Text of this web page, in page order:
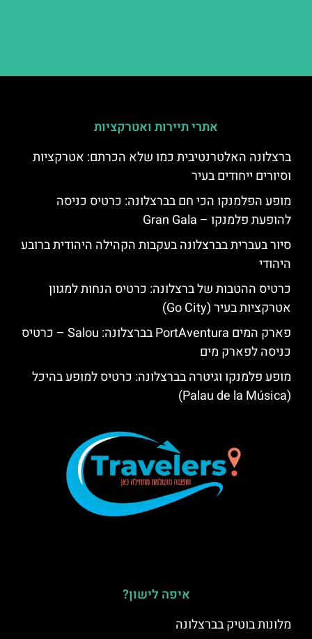
אתרי תיירות ואטרקציות
ברצלונה האלטרנטיבית כמו שלא הכרתם: אטרקציות
וסיורים ייחודים בעיר
מופע הפלמנקו הכי חם בברצלונה: כרטיס כניסה
להופעת פלמנקו – Gran Gala
סיור בעברית בברצלונה בעקבות הקהילה היהודית ברובע
היהודי
כרטיס ההטבות של ברצלונה: כרטיס הנחות למגוון
אטרקציות בעיר (Go City)
פארק המים PortAventura בברצלונה: Salou – כרטיס
כניסה לפארק מים
מופע פלמנקו וגיטרה בברצלונה: כרטיס למופע בהיכל
(Palau de la Música)
איפה לישון?
מלונות בוטיק בברצלונה